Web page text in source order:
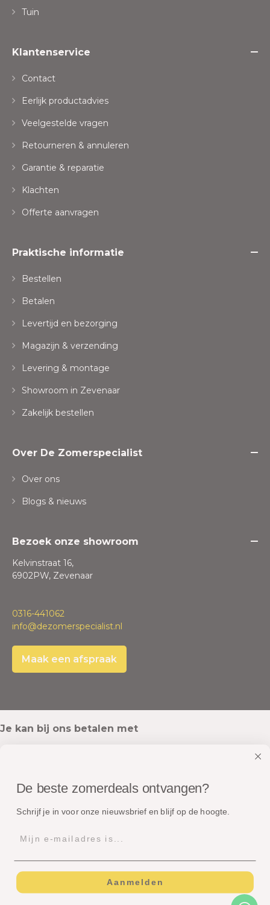
Tuin
Klantenservice
Contact
Eerlijk productadvies
Veelgestelde vragen
Retourneren & annuleren
Garantie & reparatie
Klachten
Offerte aanvragen
Praktische informatie
Bestellen
Betalen
Levertijd en bezorging
Magazijn & verzending
Levering & montage
Showroom in Zevenaar
Zakelijk bestellen
Over De Zomerspecialist
Over ons
Blogs & nieuws
Bezoek onze showroom
Kelvinstraat 16,
6902PW, Zevenaar
0316-441062
info@dezomerspecialist.nl
Maak een afspraak
Je kan bij ons betalen met
Onze pakketten worden verstuurd met
© Copyright - Dé Zomerspecialist B.V.
De beste zomerdeals ontvangen?
Schrijf je in voor onze nieuwsbrief en blijf op de hoogte.
Aanmelden